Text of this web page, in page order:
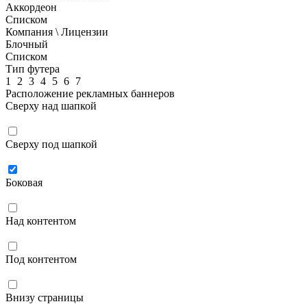
Аккордеон
Списком
Компания \ Лицензии
Блочный
Списком
Тип футера
1
2 3 4 5 6 7
Расположение рекламных баннеров
Сверху над шапкой
Сверху под шапкой
Боковая
Над контентом
Под контентом
Внизу страницы